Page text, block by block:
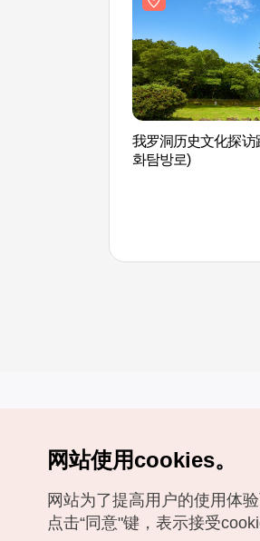
我罗洞历史文化探访
화탐방로)
如有相关疑问或建议，欢迎来信。
chnsim@knto.or.kr
网站使用cookies。
网站为了提高用户的使用体验
点击“同意"键，表示接受